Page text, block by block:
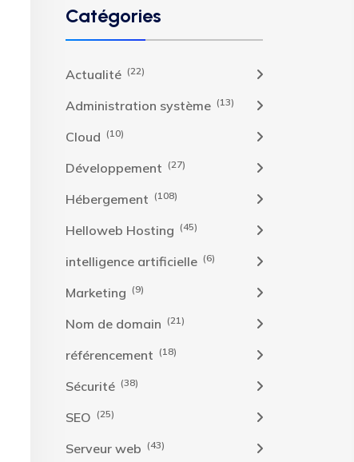
Catégories
Actualité (22)
Administration système (13)
Cloud (10)
Développement (27)
Hébergement (108)
Helloweb Hosting (45)
intelligence artificielle (6)
Marketing (9)
Nom de domain (21)
référencement (18)
Sécurité (38)
SEO (25)
Serveur web (43)